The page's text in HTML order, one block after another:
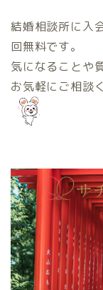
結婚相談所に入
回無料です。
気になることや
お気軽にご相談